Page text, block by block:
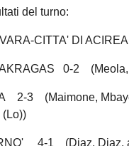
del turno:
CITTA' DI
AKRAGAS 0-2 (Meola,
2-3 (Maimone,
(Lo))
4-1 (Diaz, Diaz,